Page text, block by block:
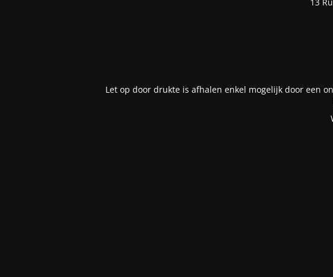
Let op door drukte is afhalen enkel mogelijk door een